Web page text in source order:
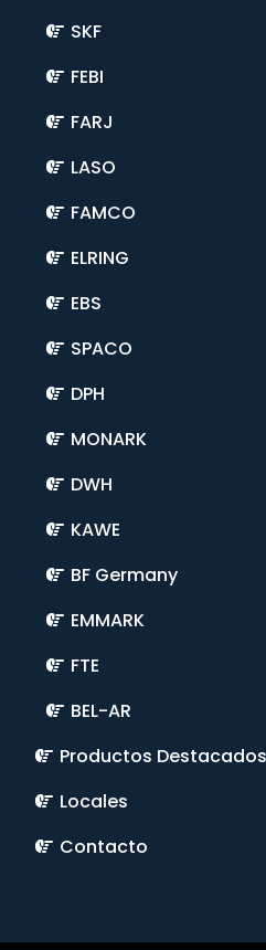
SKF
FEBI
FARJ
LASO
FAMCO
ELRING
EBS
SPACO
DPH
MONARK
DWH
KAWE
BF Germany
EMMARK
FTE
BEL-AR
Productos Destacados
Locales
Contacto